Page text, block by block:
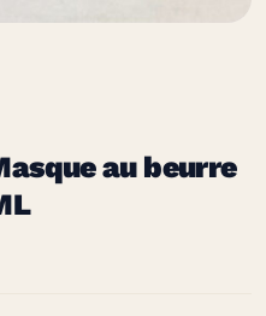
au beurre